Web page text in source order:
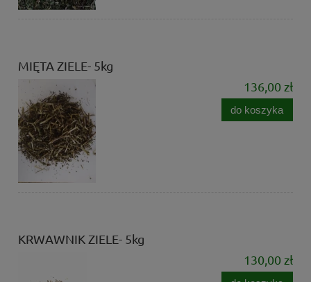
MIĘTA ZIELE- 5kg
136,00 zł
do koszyka
KRWAWNIK ZIELE- 5kg
130,00 zł